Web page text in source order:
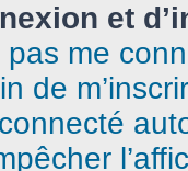
et
me
de